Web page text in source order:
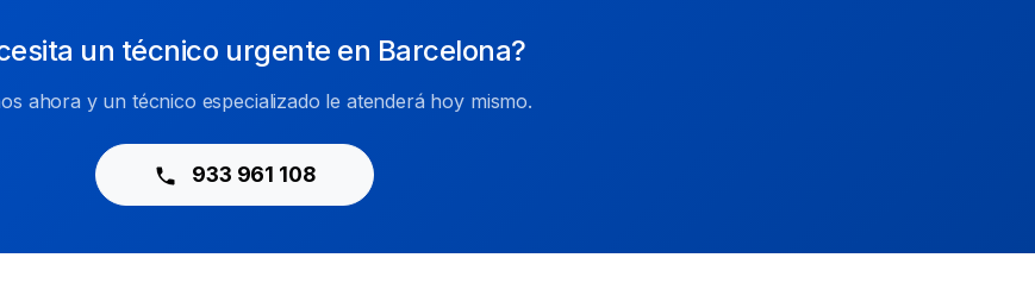
un técnico urgente en Barcelona?
ahora y un técnico especializado le atenderá hoy mismo.
933 961 108